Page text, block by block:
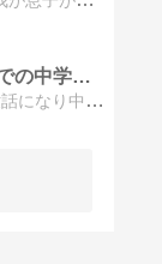
和歌山教育ログ :和歌山県での中学受験などの話です
子どもが3人います。塾にお世話になり中学受験をする予定です。